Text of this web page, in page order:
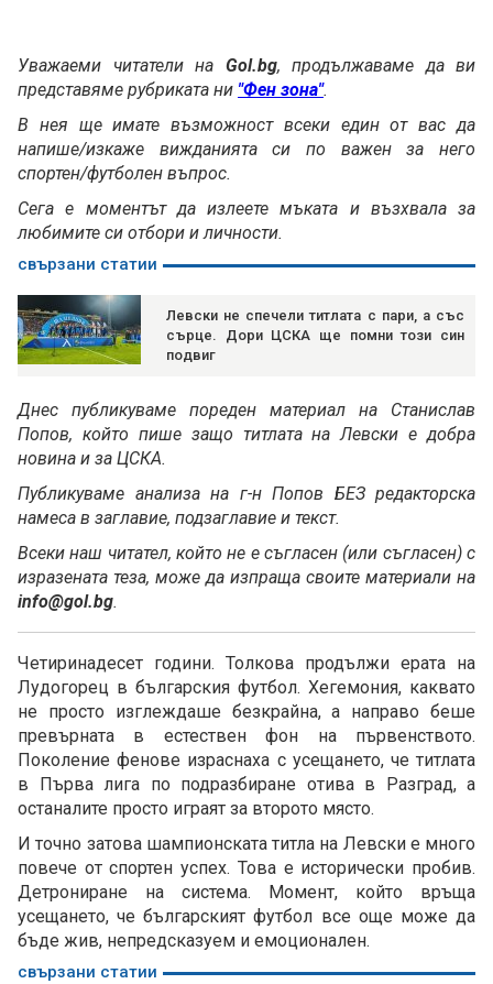
Уважаеми читатели на Gol.bg, продължаваме да ви
представяме рубриката ни "Фен зона".
В нея ще имате възможност всеки един от вас да
напише/изкаже вижданията си по важен за него
спортен/футболен въпрос.
Сега е моментът да излеете мъката и възхвала за
любимите си отбори и личности.
свързани статии
Левски не спечели титлата с пари, а със
сърце. Дори ЦСКА ще помни този син
подвиг
Днес публикуваме пореден материал на Станислав
Попов, който пише защо титлата на Левски е добра
новина и за ЦСКА.
Публикуваме анализа на г-н Попов БЕЗ редакторска
намеса в заглавие, подзаглавие и текст.
Всеки наш читател, който не е съгласен (или съгласен) с
изразената теза, може да изпраща своите материали на
info@gol.bg.
Четиринадесет години. Толкова продължи ерата на
Лудогорец в българския футбол. Хегемония, каквато
не просто изглеждаше безкрайна, а направо беше
превърната в естествен фон на първенството.
Поколение фенове израснаха с усещането, че титлата
в Първа лига по подразбиране отива в Разград, а
останалите просто играят за второто място.
И точно затова шампионската титла на Левски е много
повече от спортен успех. Това е исторически пробив.
Детрониране на система. Момент, който връща
усещането, че българският футбол все още може да
бъде жив, непредсказуем и емоционален.
свързани статии